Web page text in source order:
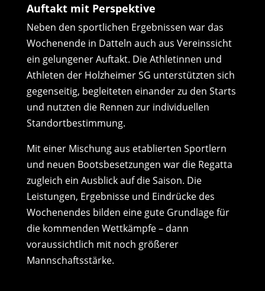
Auftakt mit Perspektive
Neben den sportlichen Ergebnissen war das
Wochenende in Datteln auch aus Vereinssicht
ein gelungener Auftakt. Die Athletinnen und
Athleten der Holzheimer SG unterstützten sich
gegenseitig, begleiteten einander zu den Starts
und nutzten die Rennen zur individuellen
Standortbestimmung.
Mit einer Mischung aus etablierten Sportlern
und neuen Bootsbesetzungen war die Regatta
zugleich ein Ausblick auf die Saison. Die
Leistungen, Ergebnisse und Eindrücke des
Wochenendes bilden eine gute Grundlage für
die kommenden Wettkämpfe – dann
voraussichtlich mit noch größerer
Mannschaftsstärke.